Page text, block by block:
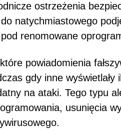
ostrzeżenia
natychmiastowego
renomowane
powiadomienia
gdy inne
na ataki. Tego typu
usunięcia